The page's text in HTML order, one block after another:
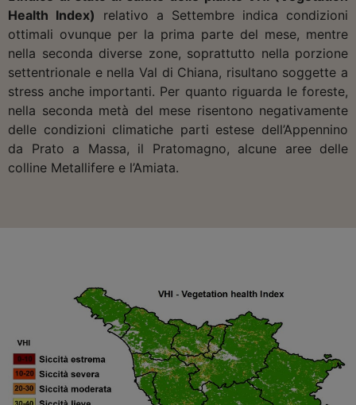
Health Index) relativo a Settembre indica condizioni
ottimali ovunque per la prima parte del mese, mentre
nella seconda diverse zone, soprattutto nella porzione
settentrionale e nella Val di Chiana, risultano soggette a
stress anche importanti. Per quanto riguarda le foreste,
nella seconda metà del mese risentono negativamente
delle condizioni climatiche parti estese dell’Appennino
da Prato a Massa, il Pratomagno, alcune aree delle
colline Metallifere e l’Amiata.